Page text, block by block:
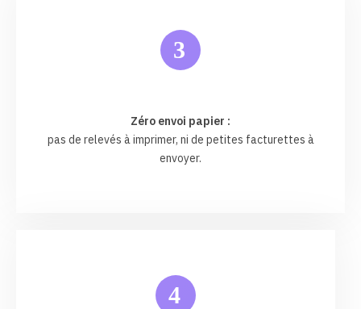
3
Zéro envoi papier :
pas de relevés à imprimer, ni de petites facturettes à
envoyer.
4